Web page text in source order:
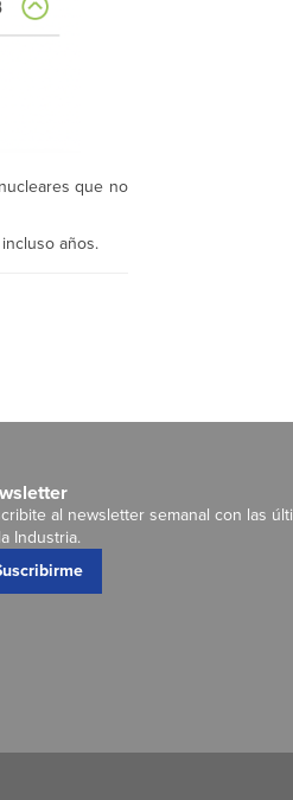
que no
años.
al newsletter semanal con las
Industria.